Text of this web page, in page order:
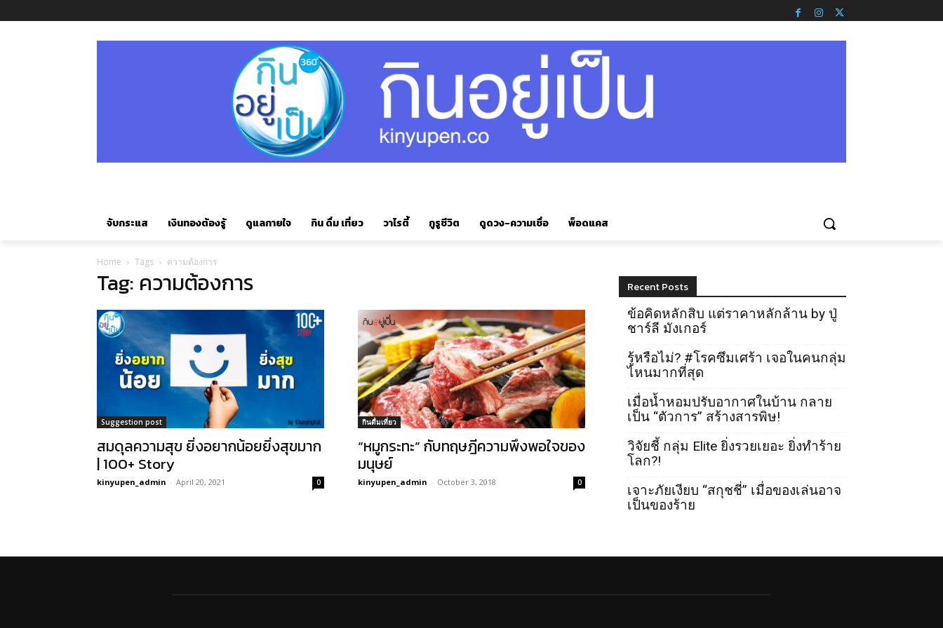
จับกระแส เงินทองต้องรู้ ดูแลกายใจ กิน ดื่ม เที่ยว วาไรตี้ กูรูชีวิต ดูดวง-ความเชื่อ พ็อดแคส
Home Tags ความต้องการ
Tag: ความต้องการ
Suggestion post
สมดุลความสุข ยิ่งอยากน้อยยิ่งสุขมาก
| 100+ Story
kinyupen_admin - April 20, 2021 0
กินดื่มเที่ยว
“หมูกระทะ” กับทฤษฎีความพึงพอใจของ
มนุษย์
kinyupen_admin - October 3, 2018 0
Recent Posts
ข้อคิดหลักสิบ แต่ราคาหลักล้าน by ปู่
ชาร์ลี มังเกอร์
รู้หรือไม่? #โรคซึมเศร้า เจอในคนกลุ่ม
ไหนมากที่สุด
เมื่อน้ำหอมปรับอากาศในบ้าน กลาย
เป็น “ตัวการ” สร้างสารพิษ!
วิจัยชี้ กลุ่ม Elite ยิ่งรวยเยอะ ยิ่งทำร้าย
โลก?!
เจาะภัยเงียบ “สกุชชี่” เมื่อของเล่นอาจ
เป็นของร้าย